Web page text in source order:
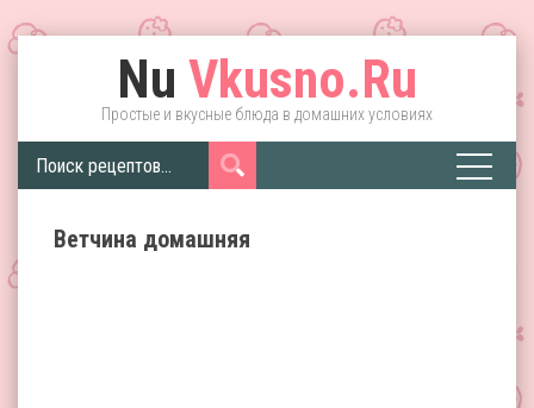
Nu Vkusno.Ru
Простые и вкусные блюда в домашних условиях
Ветчина домашняя